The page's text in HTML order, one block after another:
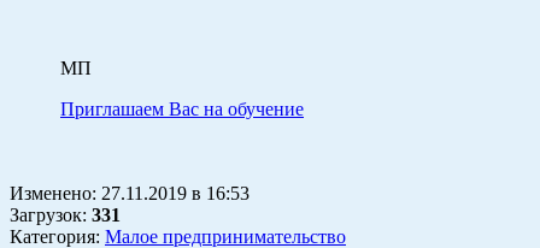
МП
Приглашаем Вас на обучение
Изменено: 27.11.2019 в 16:53
Загрузок: 331
Категория: Малое предпринимательство